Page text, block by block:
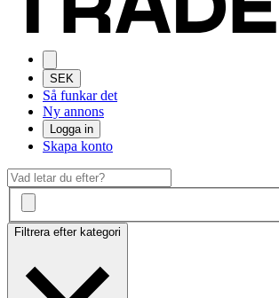
SEK
Så funkar det
Ny annons
Logga in
Skapa konto
Filtrera efter kategori